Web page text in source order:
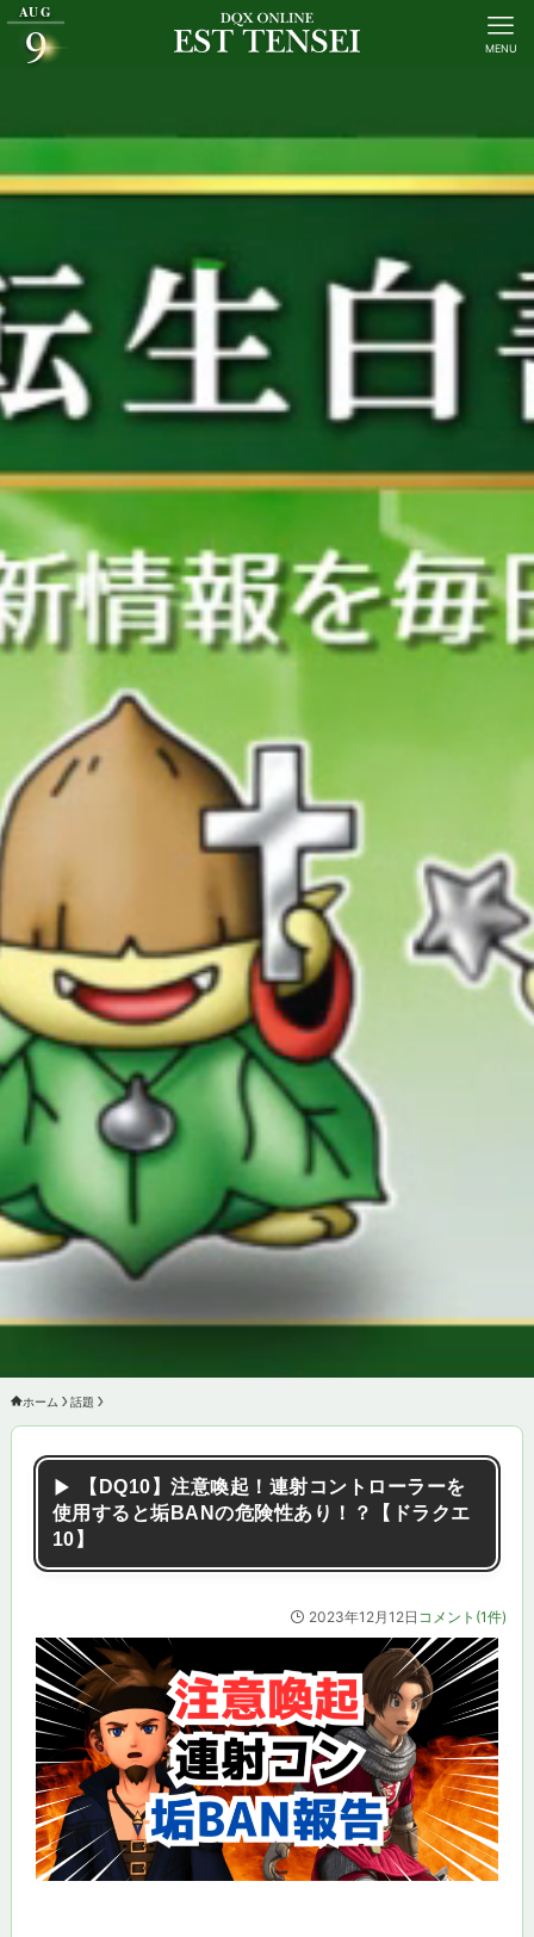
プ
MENU
AUG
9
ホーム 話題
【DQ10】注意喚起！連射コントローラーを
使用すると垢BANの危険性あり！？【ドラクエ
10】
2023年12月12日 コメント(1件)